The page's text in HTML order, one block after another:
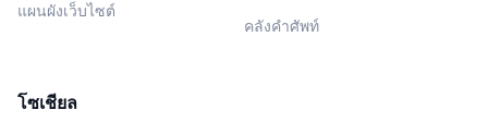
แผนผังเว็บไซต์
คลังคำศัพท์
โซเชียล